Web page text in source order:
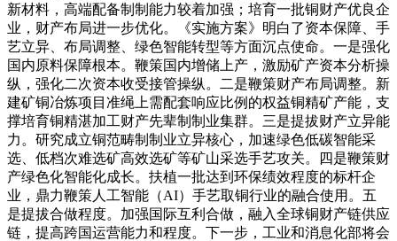
新材料，高端配备制制能力较着加强；培育一批铜财产优良企
业，财产布局进一步优化。《实施方案》明白了资本保障、手
艺立异、布局调整、绿色智能转型等方面沉点使命。一是强化
国内原料保障根本。鞭策国内增储上产，激励矿产资本分析操
纵，强化二次资本收受接管操纵。二是鞭策财产布局调整。新
建矿铜冶炼项目准绳上需配套响应比例的权益铜精矿产能，支
撑培育铜精湛加工财产先辈制制业集群。三是提拔财产立异能
力。研究成立铜范畴制制业立异核心，加速绿色低碳智能采
选、低档次难选矿高效选矿等矿山采选手艺攻关。四是鞭策财
产绿色化智能化成长。扶植一批达到环保绩效程度的标杆企
业，鼎力鞭策人工智能（AI）手艺取铜行业的融合使用。五
是提拔合做程度。加强国际互利合做，融入全球铜财产链供应
链，提高跨国运营能力和程度。下一步，工业和消息化部将会